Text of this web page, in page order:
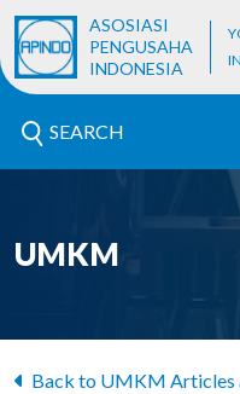
ASOSIASI
PENGUSAHA
INDONESIA
SEARCH
UMKM
Back to UMKM Articles